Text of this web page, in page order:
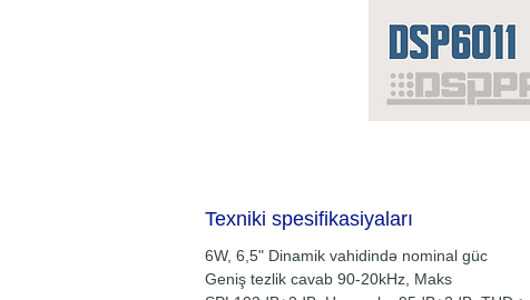
Texniki spesifikasiyaları
6W, 6,5" Dinamik vahidində nominal güc
Geniş tezlik cavab 90-20kHz, Maks